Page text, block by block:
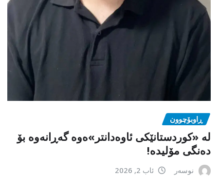
ڕاوبۆچوون
لە «کوردستانێکی ئاوەدانتر»ەوە گەڕانەوە بۆ
دەنگی مۆلیدە!
نوسەر ئاب 2, 2026